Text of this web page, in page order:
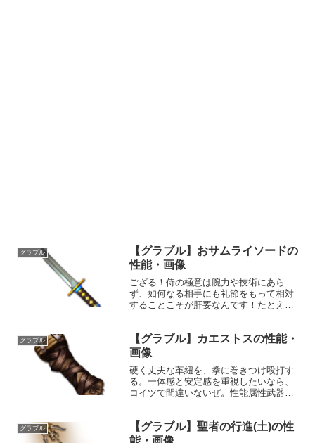
グラブル
【グラブル】おサムライソードの
性能・画像
ござる！侍の極意は腕力や技術にあら
ず、如何なる相手にも礼節をもって相対
することこそが肝要なんです！たとえ勝
です！理解して頂けましたか？というわ
けで早速実践いたしましょう...
グラブル
【グラブル】カエストスの性能・
画像
硬く丈夫な革紐を、拳に巻きつけ殴打す
る。一体感と安定感を重視したいなら、
コイツで間違いないぜ。性能属性武器種
ダメージ〔減衰値1,685,000ダメージ〕入
手方法ル...
グラブル
【グラブル】聖者の行進(土)の性